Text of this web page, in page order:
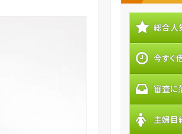
総合人
今すぐ
審査に
主婦目